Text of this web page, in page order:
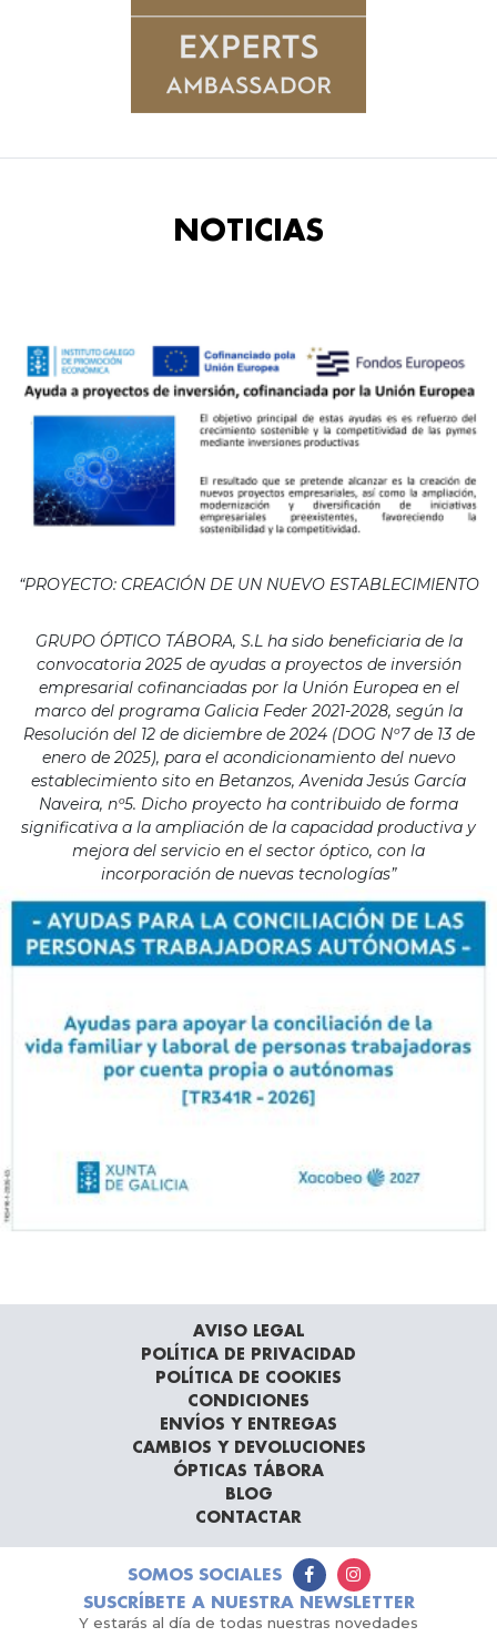
NOTICIAS
“PROYECTO: CREACIÓN DE UN NUEVO ESTABLECIMIENTO
GRUPO ÓPTICO TÁBORA, S.L ha sido beneficiaria de la
convocatoria 2025 de ayudas a proyectos de inversión
empresarial cofinanciadas por la Unión Europea en el
marco del programa Galicia Feder 2021-2028, según la
Resolución del 12 de diciembre de 2024 (DOG Nº7 de 13 de
enero de 2025), para el acondicionamiento del nuevo
establecimiento sito en Betanzos, Avenida Jesús García
Naveira, nº5. Dicho proyecto ha contribuido de forma
significativa a la ampliación de la capacidad productiva y
mejora del servicio en el sector óptico, con la
incorporación de nuevas tecnologías”
AVISO LEGAL
POLÍTICA DE PRIVACIDAD
POLÍTICA DE COOKIES
CONDICIONES
ENVÍOS Y ENTREGAS
CAMBIOS Y DEVOLUCIONES
ÓPTICAS TÁBORA
BLOG
CONTACTAR
SOMOS SOCIALES
SUSCRÍBETE A NUESTRA NEWSLETTER
Y estarás al día de todas nuestras novedades